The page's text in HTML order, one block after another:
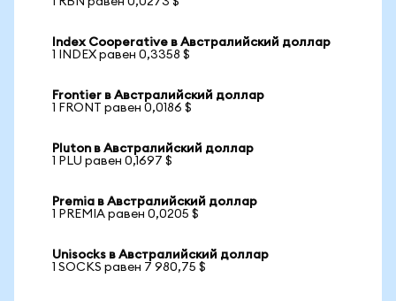
Index Cooperative в Австралийский доллар
1 INDEX равен 0,3358 $
Frontier в Австралийский доллар
1 FRONT равен 0,0186 $
Pluton в Австралийский доллар
1 PLU равен 0,1697 $
Premia в Австралийский доллар
1 PREMIA равен 0,0205 $
Unisocks в Австралийский доллар
1 SOCKS равен 7 980,75 $